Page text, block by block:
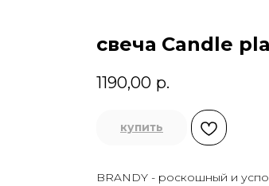
свеча Candle
1190,00 р.
купить
BRANDY - роскошный и